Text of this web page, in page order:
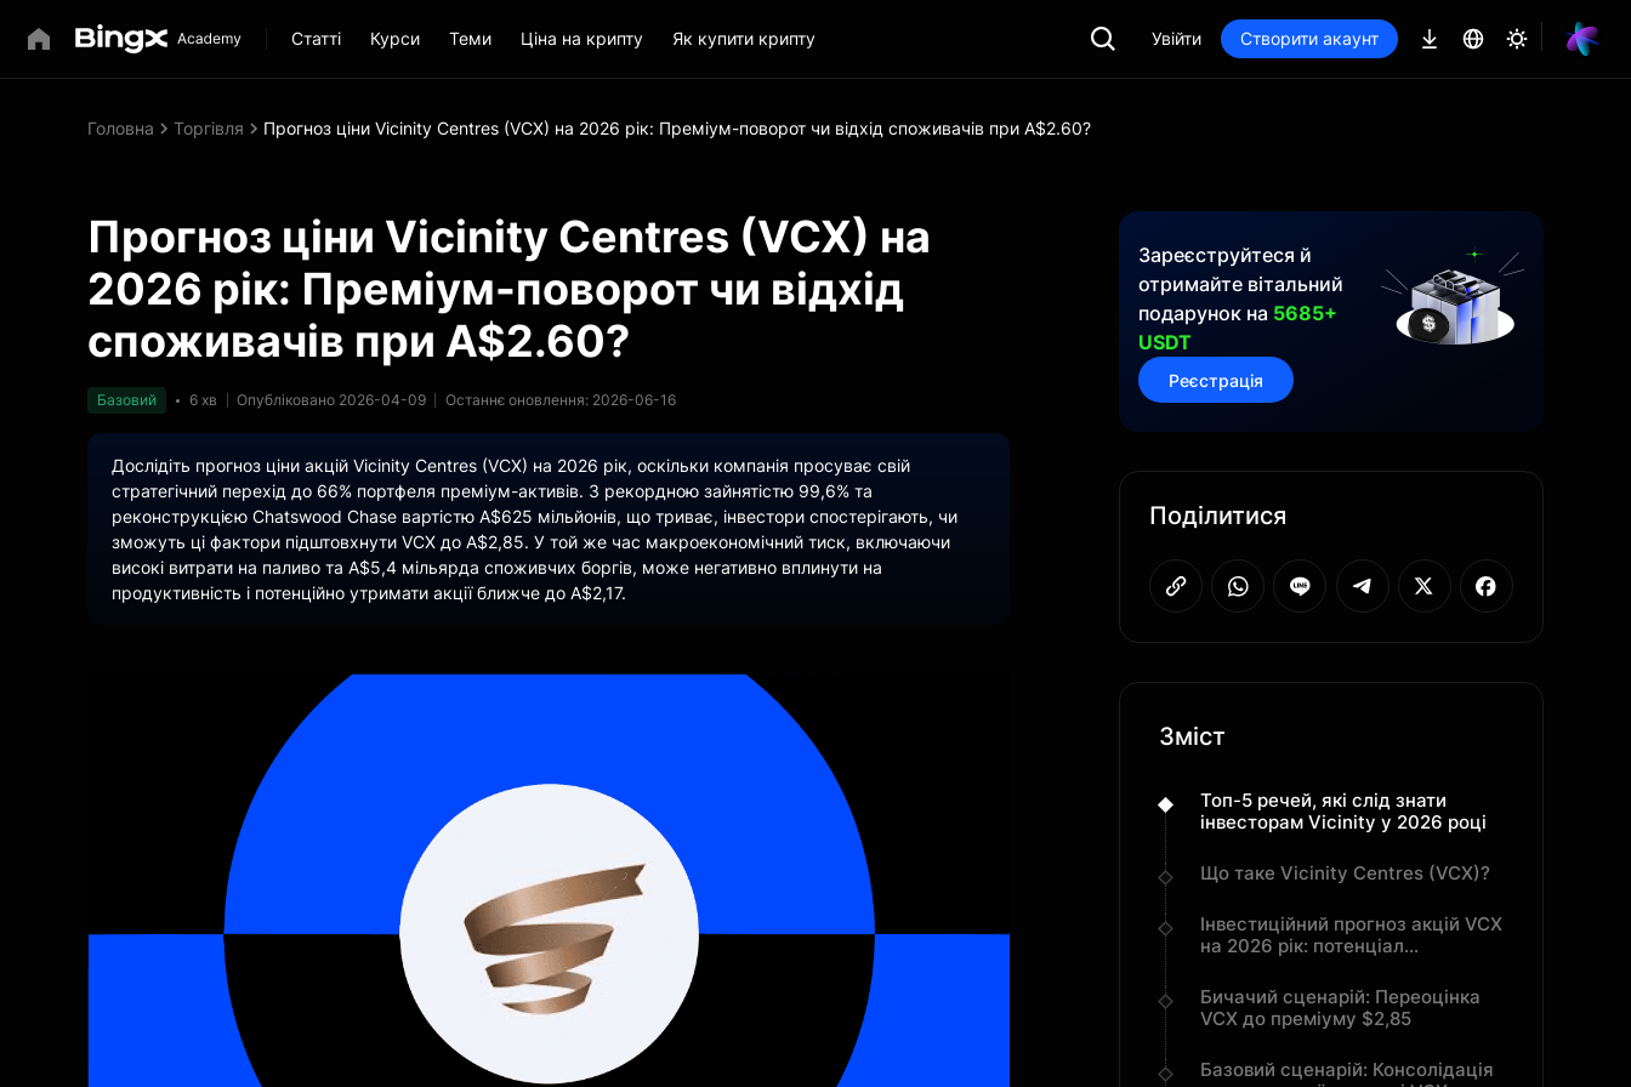
Статті Курси Теми Ціна на крипту Як купити крипту Увійти Створити акаунт
Головна Торгівля Прогноз ціни Vicinity Centres (VCX) на 2026 рік: Преміум-поворот чи відхід споживачів при A$2.60?
Прогноз ціни Vicinity Centres (VCX) на
2026 рік: Преміум-поворот чи відхід
споживачів при A$2.60?
Базовий 6 хв Опубліковано 2026-04-09 Останнє оновлення: 2026-06-16
Дослідіть прогноз ціни акцій Vicinity Centres (VCX) на 2026 рік, оскільки компанія просуває свій
стратегічний перехід до 66% портфеля преміум-активів. З рекордною зайнятістю 99,6% та
реконструкцією Chatswood Chase вартістю A$625 мільйонів, що триває, інвестори спостерігають, чи
зможуть ці фактори підштовхнути VCX до A$2,85. У той же час макроекономічний тиск, включаючи
високі витрати на паливо та A$5,4 мільярда споживчих боргів, може негативно вплинути на
продуктивність і потенційно утримати акції ближче до A$2,17.
Зареєструйтеся й
отримайте вітальний
подарунок на 5685+
USDT
Реєстрація
Поділитися
Зміст
Топ-5 речей, які слід знати
інвесторам Vicinity у 2026 році
Що таке Vicinity Centres (VCX)?
Інвестиційний прогноз акцій VCX
на 2026 рік: потенціал
A$2,17
Бичачий сценарій: Переоцінка
VCX до преміуму $2,85
Базовий сценарій: Консолідація